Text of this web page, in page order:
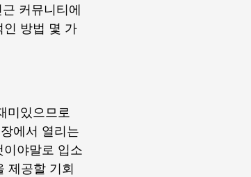
커뮤니티에
방법 몇 가
미있으므로
에서 열리는
야말로 입소
제공할 기회